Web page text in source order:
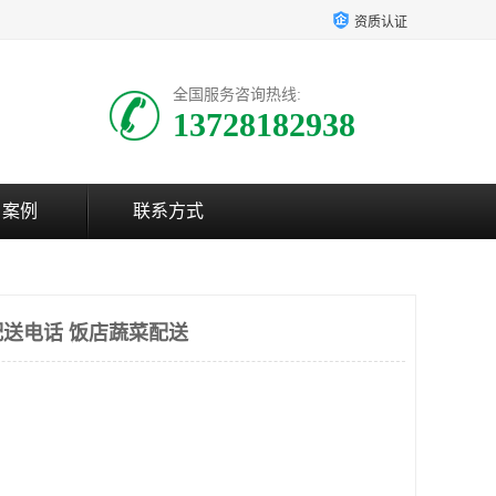
资质认证
全国服务咨询热线:
13728182938
例 联系方式
电话 饭店蔬菜配送